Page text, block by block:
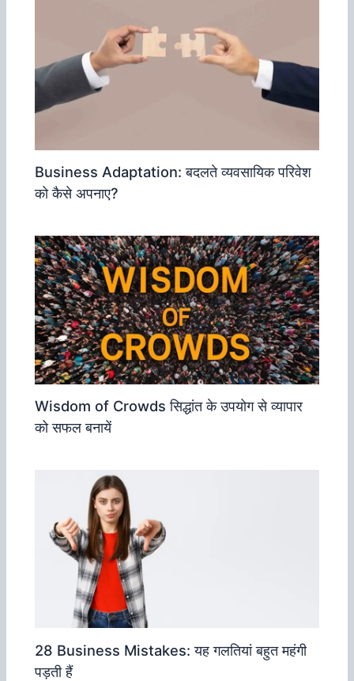
Business Adaptation: बदलते व्‍यवसायिक परिवेश
को कैसे अपनाए?
Wisdom of Crowds सिद्धांत के उपयोग से व्‍यापार
को सफल बनायें
28 Business Mistakes: यह गलतियां बहुत महंगी
पड़ती हैं